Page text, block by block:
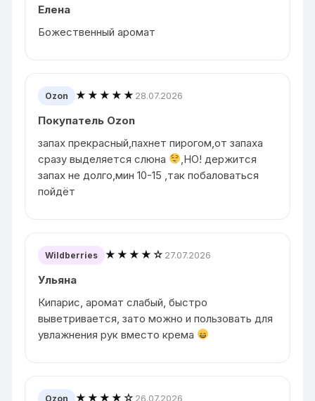
Елена
Божественный аромат
Ozon ★★★★★ 28.07.2026
Покупатель Ozon
запах прекрасный,пахнет пирогом,от запаха
сразу выделяется слюна
,НО! держится
запах не долго,мин 10-15 ,так побаловаться
пойдёт
Wildberries ★★★★☆ 27.07.2026
Ульяна
Кипарис, аромат слабый, быстро
выветривается, зато можно и пользовать для
увлажнения рук вместо крема
Ozon ★★★★☆ 26.07.2026